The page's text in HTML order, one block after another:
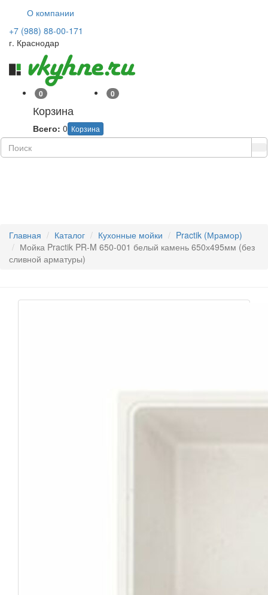
О компании
+7 (988) 88-00-171
г. Краснодар
0
Корзина
Корзина
Всего: 0
0
Главная Каталог Кухонные мойки
Practik (Мрамор)
Мойка Practik PR-M 650-001 белый камень 650х495мм (без
сливной арматуры)